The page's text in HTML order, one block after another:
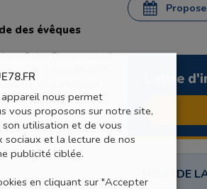
des évêques
Saint-Pierre samedi
de l’assemblée du
en participant
en suivant la
Lettre
MENU DE
nous permet
vous proposons sur notre site,
utilisation et de vous
sociaux et la lecture de nos
publicité ciblée.
en cliquant sur "Accepter